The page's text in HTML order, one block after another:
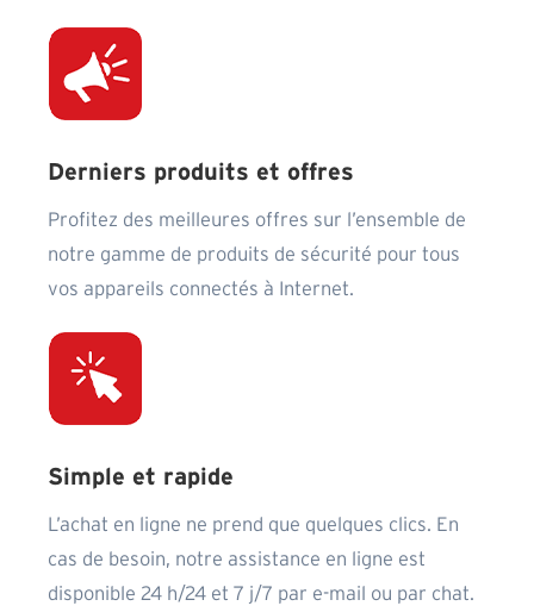
Derniers produits et offres
Profitez des meilleures offres sur l’ensemble de
notre gamme de produits de sécurité pour tous
vos appareils connectés à Internet.
Simple et rapide
L’achat en ligne ne prend que quelques clics. En
cas de besoin, notre assistance en ligne est
disponible 24 h/24 et 7 j/7 par e-mail ou par chat.